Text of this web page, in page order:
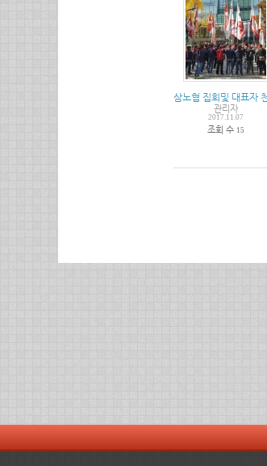
삼노협 집회및 대표자
관리자
2017.11.07
조회 수 15